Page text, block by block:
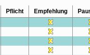
Pflicht Empfehlung